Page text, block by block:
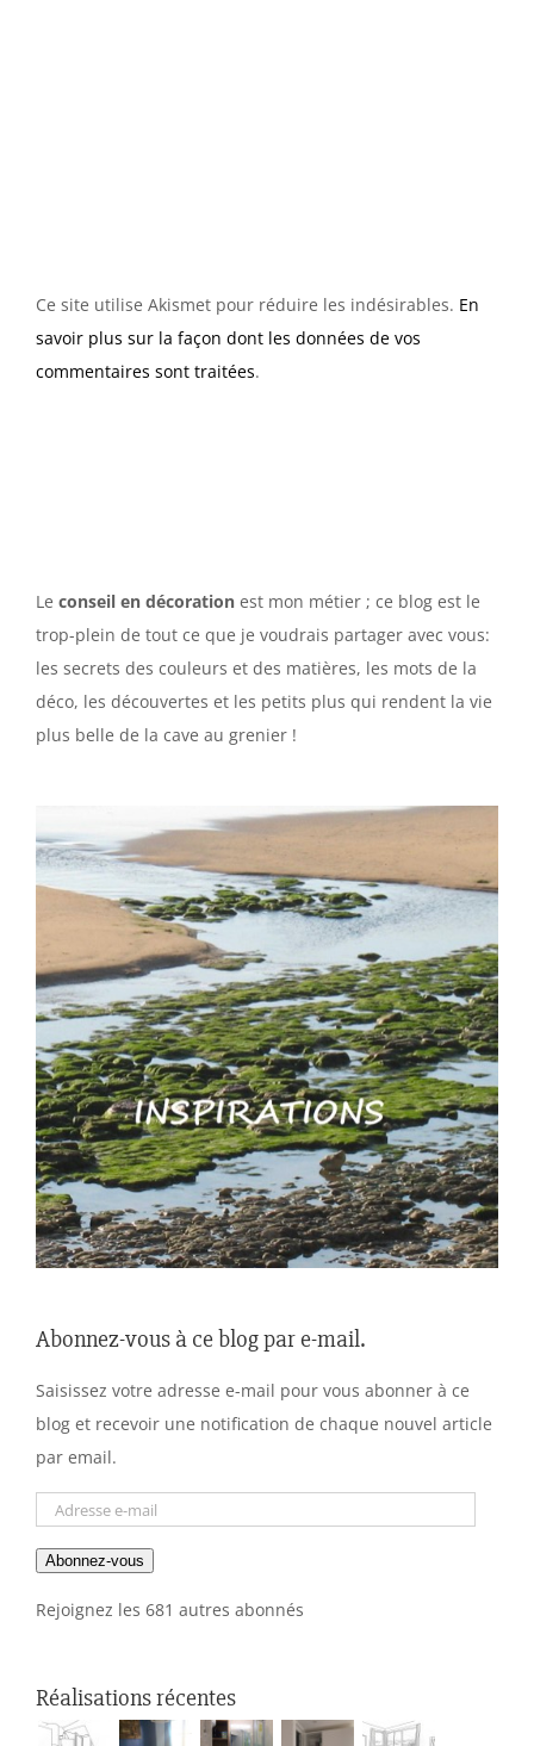
Ce site utilise Akismet pour réduire les indésirables. En
savoir plus sur la façon dont les données de vos
commentaires sont traitées.
Le conseil en décoration est mon métier ; ce blog est le
trop-plein de tout ce que je voudrais partager avec vous:
les secrets des couleurs et des matières, les mots de la
déco, les découvertes et les petits plus qui rendent la vie
plus belle de la cave au grenier !
Abonnez-vous à ce blog par e-mail.
Saisissez votre adresse e-mail pour vous abonner à ce
blog et recevoir une notification de chaque nouvel article
par email.
Adresse
mail
Abonnez-vous
Rejoignez les 681 autres abonnés
Réalisations récentes